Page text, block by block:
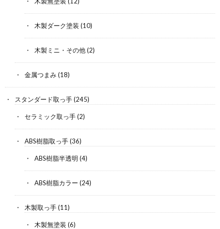
木製ダーク塗装 (10)
木製ミニ・その他(2)
金属つまみ(18)
スタンダード取っ手(245)
セラミック取っ手(2)
ABS樹脂取っ手(36)
ABS樹脂半透明 (4)
ABS樹脂カラー (24)
木製取っ手(11)
木製無塗装 (6)